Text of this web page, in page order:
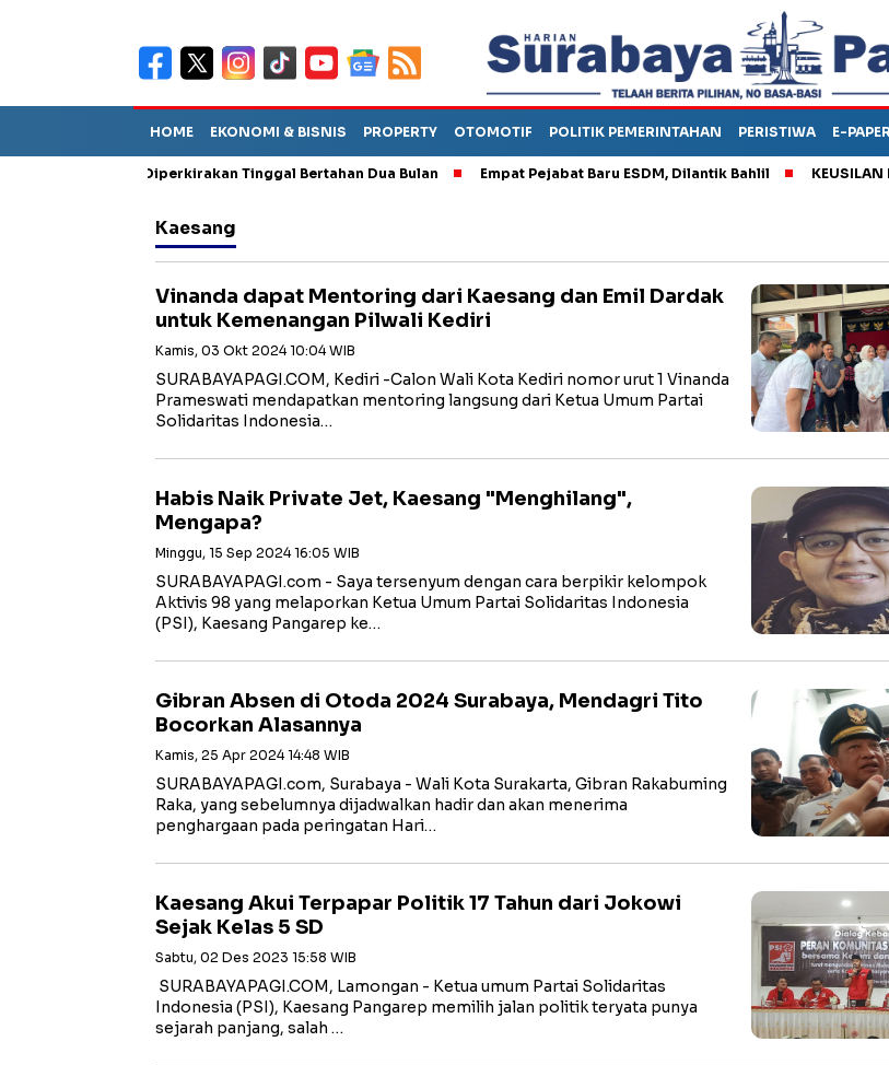
HOME EKONOMI & BISNIS PROPERTY OTOMOTIF POLITIK PEMERINTAHAN PERISTIWA E-
Sebut TPA Diperkirakan Tinggal Bertahan Dua Bulan Empat Pejabat Baru ESDM, Dilantik Bahlil KEUSILAN
Kaesang
Vinanda dapat Mentoring dari Kaesang dan Emil Dardak
untuk Kemenangan Pilwali Kediri
Kamis, 03 Okt 2024 10:04 WIB
SURABAYAPAGI.COM, Kediri -Calon Wali Kota Kediri nomor urut 1 Vinanda
Prameswati mendapatkan mentoring langsung dari Ketua Umum Partai
Solidaritas Indonesia…
Habis Naik Private Jet, Kaesang "Menghilang",
Mengapa?
Minggu, 15 Sep 2024 16:05 WIB
SURABAYAPAGI.com - Saya tersenyum dengan cara berpikir kelompok
Aktivis 98 yang melaporkan Ketua Umum Partai Solidaritas Indonesia
(PSI), Kaesang Pangarep ke…
Gibran Absen di Otoda 2024 Surabaya, Mendagri Tito
Bocorkan Alasannya
Kamis, 25 Apr 2024 14:48 WIB
SURABAYAPAGI.com, Surabaya - Wali Kota Surakarta, Gibran Rakabuming
Raka, yang sebelumnya dijadwalkan hadir dan akan menerima
penghargaan pada peringatan Hari…
Kaesang Akui Terpapar Politik 17 Tahun dari Jokowi
Sejak Kelas 5 SD
Sabtu, 02 Des 2023 15:58 WIB
SURABAYAPAGI.COM, Lamongan - Ketua umum Partai Solidaritas
Indonesia (PSI), Kaesang Pangarep memilih jalan politik teryata punya
sejarah panjang, salah …